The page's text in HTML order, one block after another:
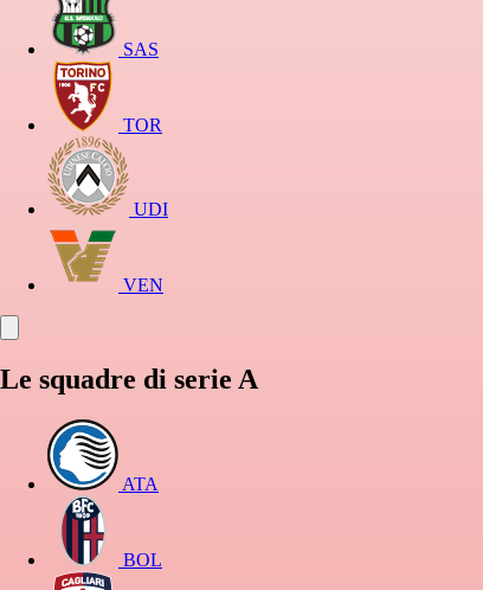
SAS
TOR
UDI
VEN
Le squadre di serie A
ATA
BOL